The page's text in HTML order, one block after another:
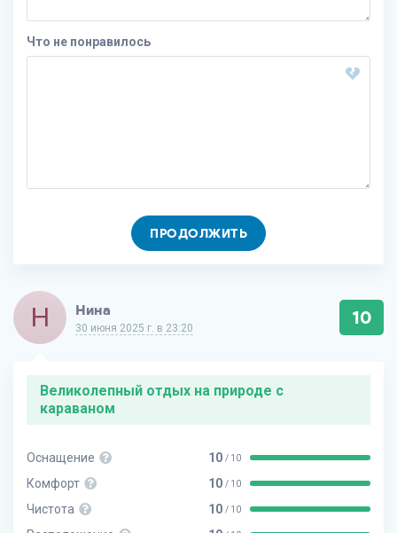
Что не понравилось
ПРОДОЛЖИТЬ
Н Нина
30 июня 2025 г. в 23:20 10
Великолепный отдых на природе с
караваном
Оснащение 10 / 10
Комфорт 10 / 10
Чистота 10 / 10